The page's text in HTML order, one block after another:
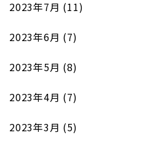
2023年7月 (11)
2023年6月 (7)
2023年5月 (8)
2023年4月 (7)
2023年3月 (5)